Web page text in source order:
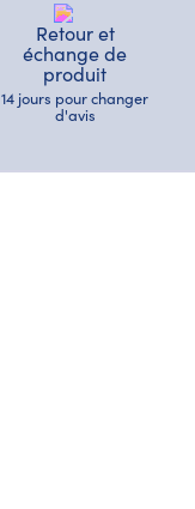
Retour et
échange de
produit
14 jours pour changer
d'avis